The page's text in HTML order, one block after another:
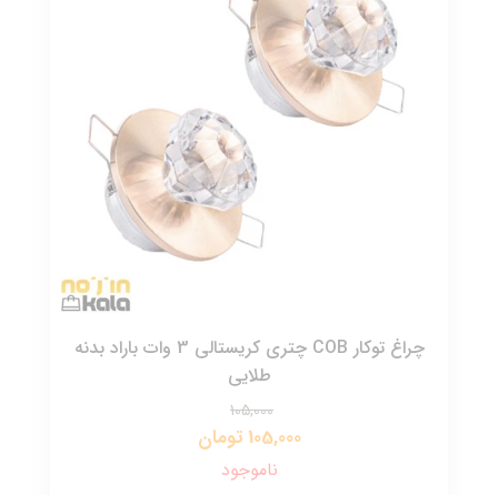
چراغ توکار COB چتری کریستالی 3 وات باراد بدنه
طلایی
105,000
105,000 تومان
ناموجود